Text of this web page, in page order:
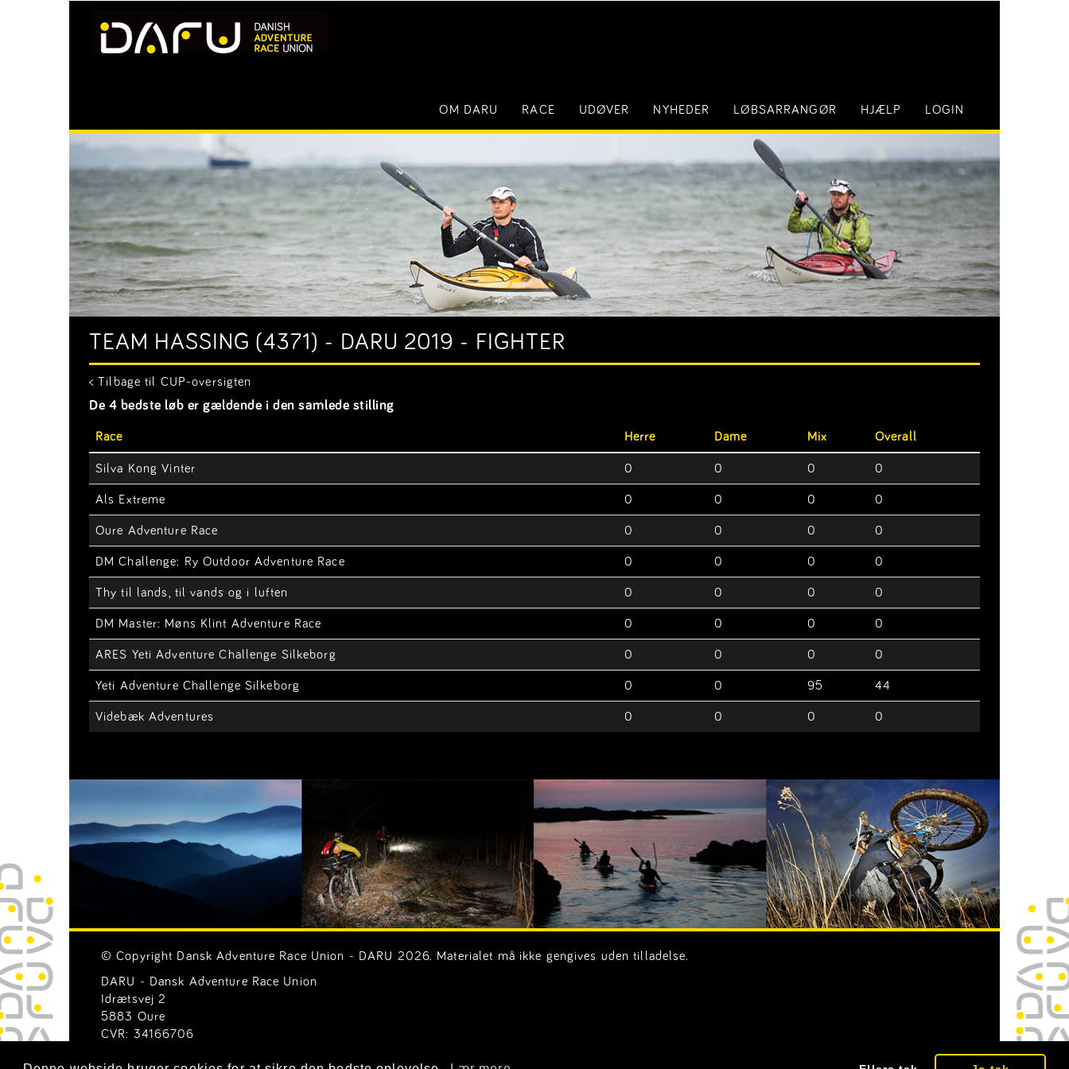
OM DARU RACE UDØVER NYHEDER LØBSARRANGØR HJÆLP LOGIN
TEAM HASSING (4371) - DARU 2019 - FIGHTER
< Tilbage til CUP-oversigten
De 4 bedste løb er gældende i den samlede stilling
Race Herre Dame Mix Overall
Silva Kong Vinter 0 0 0 0
Als Extreme 0 0 0 0
Oure Adventure Race 0 0 0 0
DM Challenge: Ry Outdoor Adventure Race 0 0 0 0
Thy til lands, til vands og i luften 0 0 0 0
DM Master: Møns Klint Adventure Race 0 0 0 0
ARES Yeti Adventure Challenge Silkeborg 0 0 0 0
Yeti Adventure Challenge Silkeborg 0 0 95 44
Videbæk Adventures 0 0 0 0
© Copyright Dansk Adventure Race Union - DARU 2026. Materialet må ikke gengives uden tilladelse.
DARU - Dansk Adventure Race Union
Idrætsvej 2
5883 Oure
CVR: 34166706